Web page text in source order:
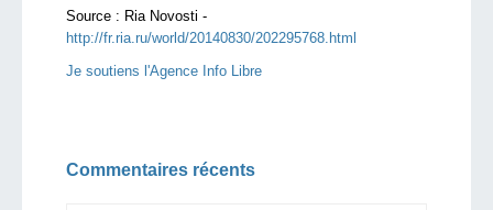
Source : Ria Novosti -
http://fr.ria.ru/world/20140830/202295768.html
Je soutiens l'Agence Info Libre
Commentaires récents